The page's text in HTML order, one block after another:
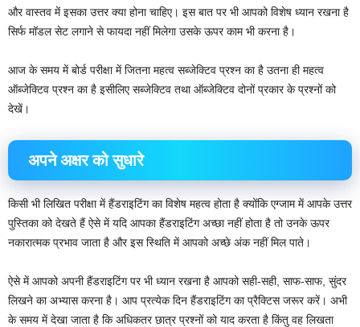
और वास्तव में इसका उत्तर क्या होना चाहिए। इस बात पर भी आपको विशेष ध्यान रखना है
सिर्फ मॉडल सेट लगाने से फायदा नहीं मिलेगा उसके ऊपर काम भी करना है।
आज के समय में बोर्ड परीक्षा में जितना महत्व सब्जेक्टिव प्रश्न का है उतना ही महत्व
ऑब्जेक्टिव प्रश्न का है इसीलिए सब्जेक्टिव तथा ऑब्जेक्टिव दोनों प्रकार के प्रश्नों को
देखें।
अपने अक्षर को सुधारे
किसी भी लिखित परीक्षा में हैंडराइटिंग का विशेष महत्व होता है क्योंकि एग्जाम में आपके उत्तर
पुस्तिका को देखते हैं ऐसे में यदि आपका हैंडराइटिंग अच्छा नहीं होता है तो उनके ऊपर
नकारात्मक प्रभाव जाता है और इस स्थिति में आपको अच्छे अंक नहीं मिल पाते।
ऐसे में आपको अपनी हैंडराइटिंग पर भी ध्यान रखना है आपको सही-सही, साफ-साफ, सुंदर
लिखने का अभ्यास करना है। आप प्रत्येक दिन हैंडराइटिंग का प्रैक्टिस जरूर करें। अभी
के समय में देखा जाता है कि अधिकतर छात्र प्रश्नों को याद करता है किंतु वह लिखता